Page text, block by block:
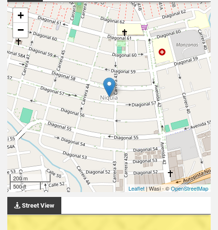
+
−
200 m
500 ft
Leaflet| Wasi - ©OpenStreetMap
Street View